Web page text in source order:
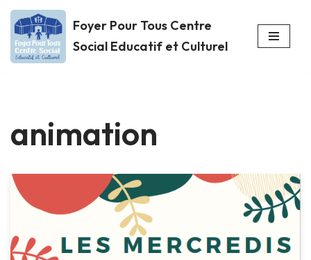
Aller
au
Foyer Pour Tous Centre
Social Educatif et Culturel
animation